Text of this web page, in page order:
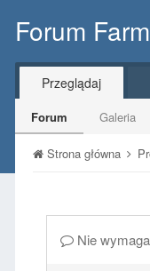
Forum
Przeglądaj
Forum Galeria
Strona główna
Nie